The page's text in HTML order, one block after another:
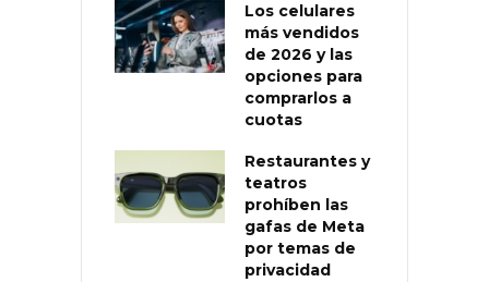
Los celulares
más vendidos
de 2026 y las
opciones para
comprarlos a
cuotas
Restaurantes y
teatros
prohíben las
gafas de Meta
por temas de
privacidad